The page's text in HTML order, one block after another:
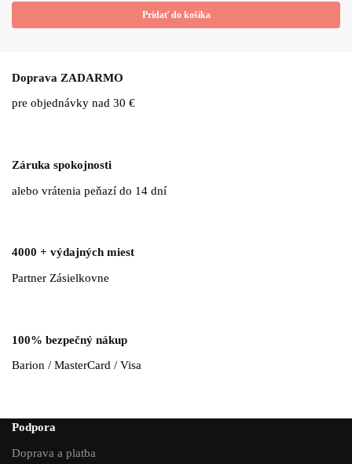
Pridať do košíka
Doprava ZADARMO
pre objednávky nad 30 €
Záruka spokojnosti
alebo vrátenia peňazí do 14 dní
4000 + výdajných miest
Partner Zásielkovne
100% bezpečný nákup
Barion / MasterCard / Visa
Podpora
Doprava a platba